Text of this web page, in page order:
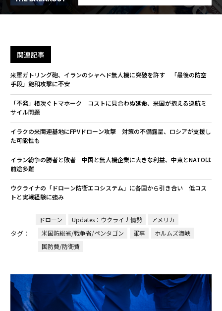
関連記事
米軍ガトリング砲、イランのシャヘド無人機に突破を許す 「最後の防空
手段」飽和攻撃に不安
「不発」相次ぐトマホーク コストに見合わぬ延命、米国が抱える巡航ミ
サイル問題
イラクの米関連基地にFPVドローン攻撃 対策の不備露呈、ロシアが支援し
た可能性も
イラン紛争の勝者と敗者 中国と無人機企業に大きな利益、中東とNATOは
前途多難
ウクライナの「ドローン防衛エコシステム」に各国から引き合い 低コス
トと実戦経験に強み
タグ：
ドローン Updates：ウクライナ情勢
アメリカ
米国防総省/戦争省/ペンタゴン
軍事
ホルムズ海峡
国防費/防衛費